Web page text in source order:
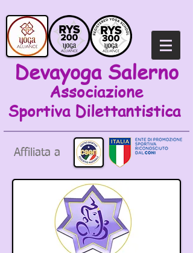
Devayoga Salerno
Associazione
Sportiva Dilettantistica
Affiliata a